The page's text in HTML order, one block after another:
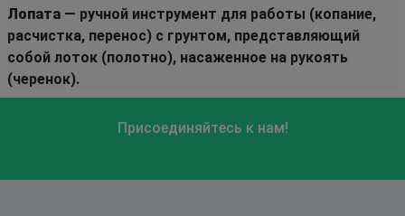
Лопата — ручной инструмент для работы (копание,
расчистка, перенос) с грунтом, представляющий
собой лоток (полотно), насаженное на рукоять
(черенок).
Присоединяйтесь к нам!